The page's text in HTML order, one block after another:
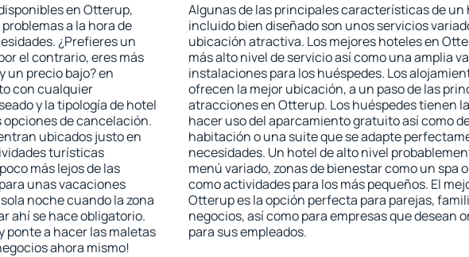
en Otterup,
a la hora de
¿Prefieres un
el contrario, eres más
un precio bajo? en
con cualquier
y la tipología de hotel
opciones de cancelación.
ubicados justo en
turísticas
más lejos de las
unas vacaciones
noche cuando la zona
ahí se hace obligatorio.
ponte a hacer las maletas
ahora mismo!
Algunas de las principales características de
incluido bien diseñado son unos servicios
ubicación atractiva. Los mejores hoteles en
más alto nivel de servicio así como una amplia
instalaciones para los huéspedes. Los
ofrecen la mejor ubicación, a un paso de las
atracciones en Otterup. Los huéspedes tienen
hacer uso del aparcamiento gratuito así como
habitación o una suite que se adapte
necesidades. Un hotel de alto nivel
menú variado, zonas de bienestar como un spa
como actividades para los más pequeños. El
Otterup es la opción perfecta para parejas,
negocios, así como para empresas que desean
para sus empleados.